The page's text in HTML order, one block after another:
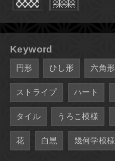
Keyword
円形 ひし形 六角形
ストライプ ハート
タイル うろこ模様
花 白黒 幾何学模様